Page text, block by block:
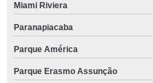
Miami Riviera
Paranapiacaba
Parque América
Parque Erasmo Assunção